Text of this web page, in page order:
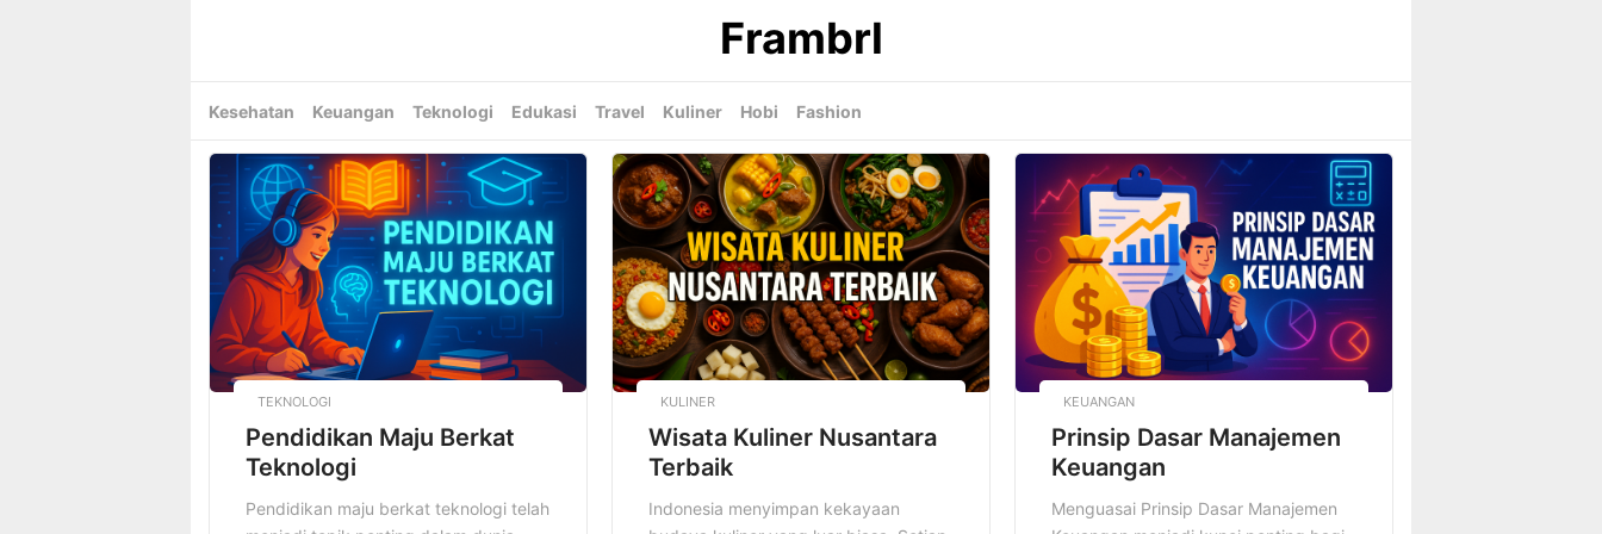
Frambrl
Kesehatan Keuangan Teknologi Edukasi Travel Kuliner Hobi Fashion
TEKNOLOGI
Pendidikan Maju Berkat
Teknologi
Pendidikan maju berkat teknologi telah
KULINER
Wisata Kuliner Nusantara
Terbaik
Indonesia menyimpan kekayaan
KEUANGAN
Prinsip Dasar Manajemen
Keuangan
Menguasai Prinsip Dasar Manajemen